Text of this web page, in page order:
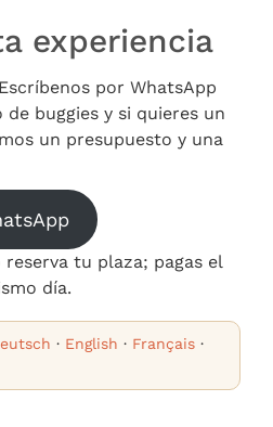
experiencia
por WhatsApp
buggies y si quieres un
un presupuesto y una
tu plaza; pagas el
día.
· English · Français ·